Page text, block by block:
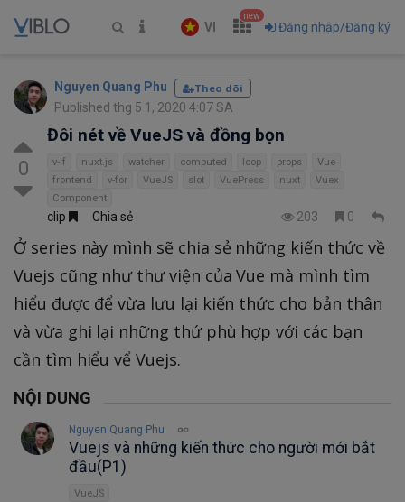
VI
new
Đăng nhập/Đăng ký
Nguyen Quang Phu Theo dõi
Published thg 5 1, 2020 4:07 SA
0
Đôi nét về VueJS và đồng bọn
v-if nuxt.js watcher computed loop props
Vue
frontend
v-for VueJS slot VuePress nuxt
Vuex
Component
clip Chia sẻ 203 0
Ở series này mình sẽ chia sẻ những kiến thức về
Vuejs cũng như thư viện của Vue mà mình tìm
hiểu được để vừa lưu lại kiến thức cho bản thân
và vừa ghi lại những thứ phù hợp với các bạn
cần tìm hiểu vể Vuejs.
NỘI DUNG
Nguyen Quang Phu
Vuejs và những kiến thức cho người mới bắt
đầu(P1)
VueJS